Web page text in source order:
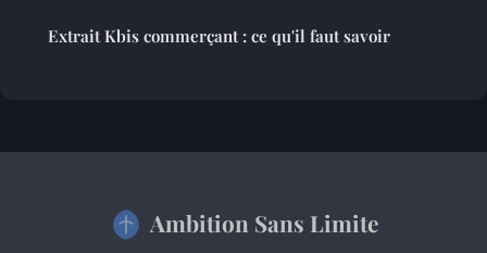
Extrait Kbis commerçant : ce qu'il faut savoir
Ambition Sans Limite